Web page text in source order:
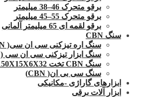
برقو متحرک 46–38 میلیمتر
برقو متحرک 55–45 میلیمتر
برقو لقمه ای 65 میلیمتر آلمانی
سنگ CBN
سنگ اره تیزکنی سی ان سی( CBN)
سنگ ابزار تیزکنی سی ان سی ( CNC)
سنگ CBN تخت 150X15X6X32
سنگ سی بی ان( CBN)
ابزارهای گاراژی -مکانیکی
ابزار آلات برقی